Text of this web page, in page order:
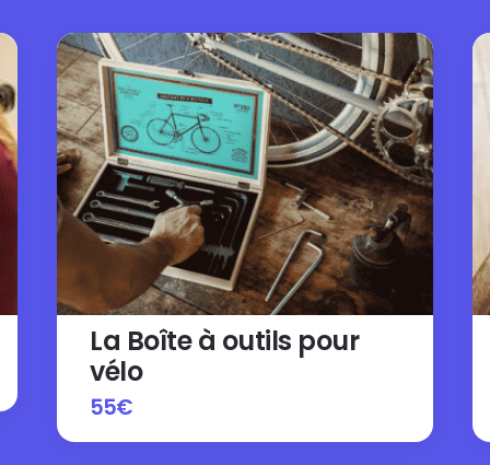
La Boîte à outils pour
vélo
55€